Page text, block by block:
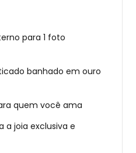
para 1 foto
banhado em ouro
quem você ama
a joia exclusiva e